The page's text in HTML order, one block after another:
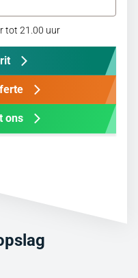
tot 21.00 uur
ons